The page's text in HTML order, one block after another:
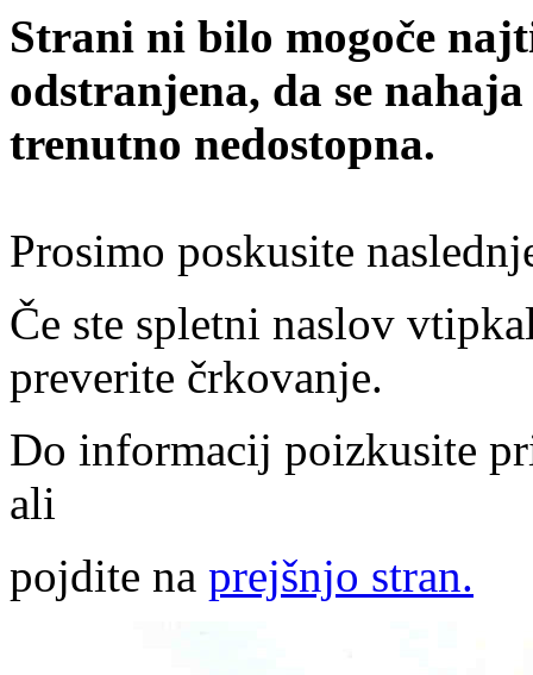
Strani ni bilo mogoče
odstranjena, da se
trenutno nedostopna.
Prosimo poskusite
Če ste spletni naslov
preverite črkovanje.
Do informacij poizkusite
ali
pojdite na prejšnjo stran.